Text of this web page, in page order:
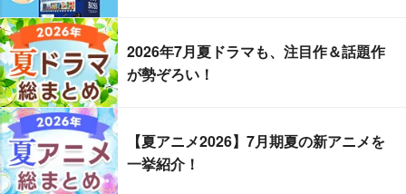
2026年7月夏ドラマも、注目作＆話題作
が勢ぞろい！
【夏アニメ2026】7月期夏の新アニメを
一挙紹介！